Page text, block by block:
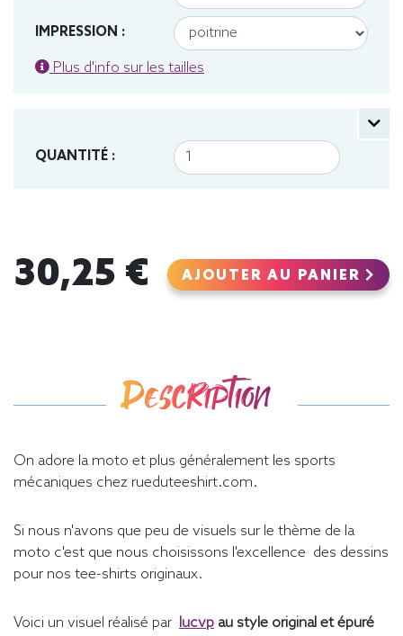
IMPRESSION :
Plus d'info sur les tailles
QUANTITÉ :
30,25 € AJOUTER AU PANIER
Description
On adore la moto et plus généralement les sports
mécaniques chez rueduteeshirt.com.
Si nous n'avons que peu de visuels sur le thème de la
moto c'est que nous choisissons l'excellence des dessins
pour nos tee-shirts originaux.
Voici un visuel réalisé par lucvp au style original et épuré